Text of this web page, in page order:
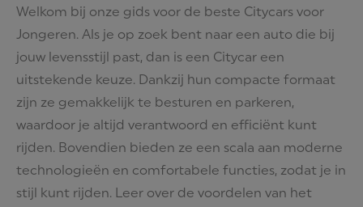
Welkom bij onze gids voor de beste Citycars voor
Jongeren. Als je op zoek bent naar een auto die bij
jouw levensstijl past, dan is een Citycar een
uitstekende keuze. Dankzij hun compacte formaat
zijn ze gemakkelijk te besturen en parkeren,
waardoor je altijd verantwoord en efficiënt kunt
rijden. Bovendien bieden ze een scala aan moderne
technologieën en comfortabele functies, zodat je in
stijl kunt rijden. Leer over de voordelen van het